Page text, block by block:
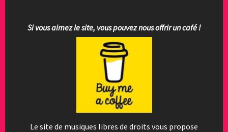
Si vous aimez le site, vous pouvez nous offrir un café !
Le site de musiques libres de droits vous propose